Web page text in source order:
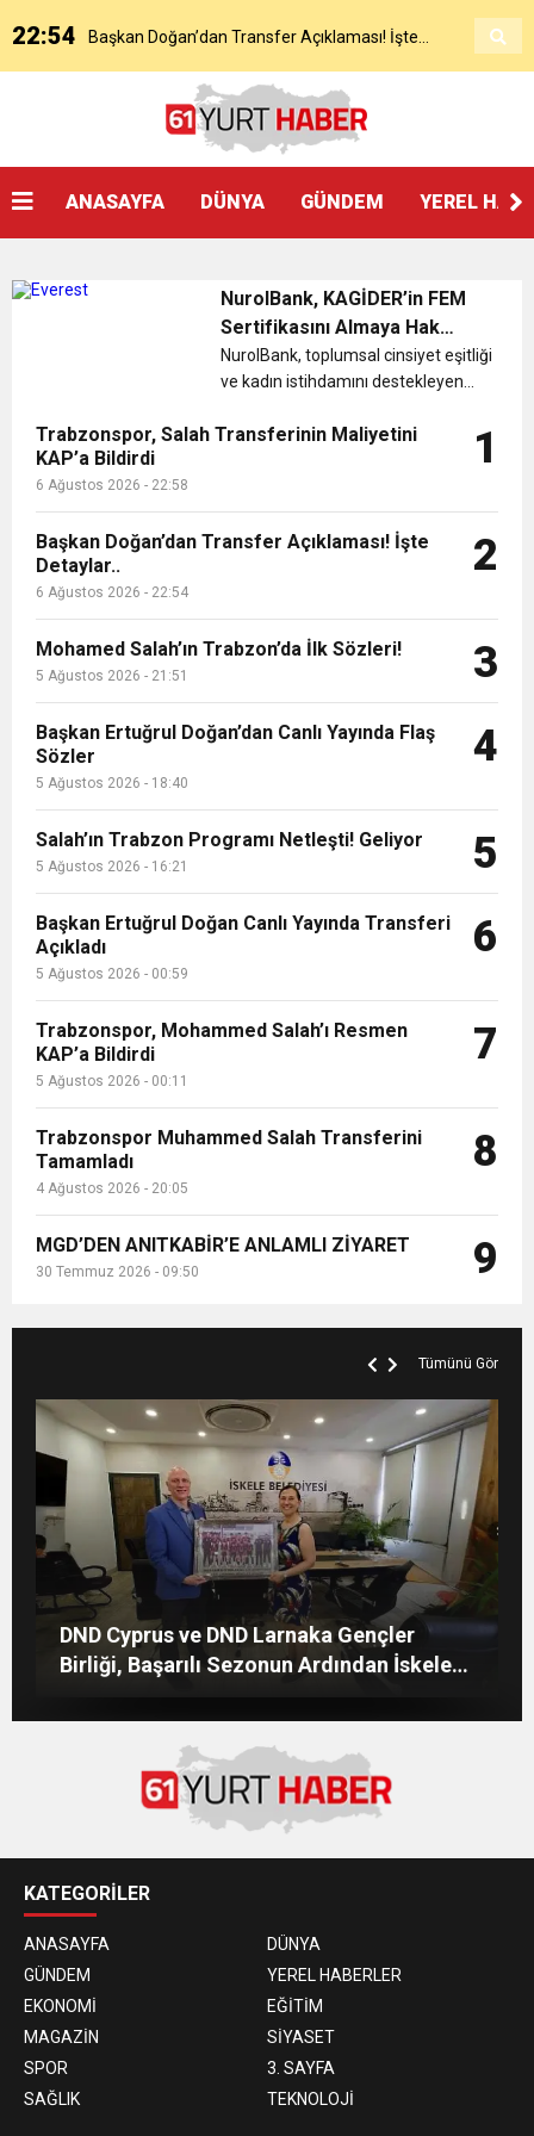
KAP’a Bildirdi
22:54 Başkan Doğan’dan Transfer Açıklaması! İşte
Mohamed Salah’ın Trabzon’da İlk Sözleri!
Başkan Ertuğrul Doğan Canlı Yayında Transferi
Trabzonspor, Mohammed Salah’ı Resmen KAP’a
Bildirdi
20:05 Trabzonspor Muhammed Salah Transferini
Tamamladı
9:50 MGD’DEN ANITKABİR’E ANLAMLI ZİYARET
18:59
22:58 Trabzonspor, Salah Transferinin Maliyetini
KAP’a Bildirdi
ANASAYFA DÜNYA GÜNDEM YEREL
NurolBank, KAGİDER’in FEM
Sertifikasını Almaya Hak
Kazandı
NurolBank, toplumsal cinsiyet eşitliği
ve kadın istihdamını destekleyen
Türkiye Kadın Girişimciler Derneği
Trabzonspor, Salah Transferinin Maliyetini
KAP’a Bildirdi
6 Ağustos 2026 - 22:58
1
Başkan Doğan’dan Transfer Açıklaması! İşte
Detaylar..
6 Ağustos 2026 - 22:54
2
Mohamed Salah’ın Trabzon’da İlk Sözleri!
5 Ağustos 2026 - 21:51 3
Başkan Ertuğrul Doğan’dan Canlı Yayında Flaş
Sözler
5 Ağustos 2026 - 18:40
4
Salah’ın Trabzon Programı Netleşti! Geliyor
5 Ağustos 2026 - 16:21 5
Başkan Ertuğrul Doğan Canlı Yayında Transferi
Açıkladı
5 Ağustos 2026 - 00:59
6
Trabzonspor, Mohammed Salah’ı Resmen
KAP’a Bildirdi
5 Ağustos 2026 - 00:11
7
Trabzonspor Muhammed Salah Transferini
Tamamladı
4 Ağustos 2026 - 20:05
8
MGD’DEN ANITKABİR’E ANLAMLI ZİYARET
30 Temmuz 2026 - 09:50 9
Tümünü Gör
Erol Bulut Ailesiyle Başka Resort’ta
Unutulmaz Bir Tatil Yaşadı
DND Cyprus ve DND Larnaka Gençler
Birliği, Başarılı Sezonun Ardından İskele
İZMİRLİ GÜZEL MANKENİN KULİSLERİ
HAREKETLENDİ: YENİ PROJELER YOLDA!
KEREM ALIŞIK’TAN ÇOLPAN İLHAN’A
DUYGU YÜKLÜ ŞİİR: “Bir Attila İlhan
şiirinden çıkmıştı sanki”
KATEGORİLER
ANASAYFA
DÜNYA
GÜNDEM
YEREL HABERLER
EKONOMİ
EĞİTİM
MAGAZİN
SİYASET
SPOR
3. SAYFA
SAĞLIK
TEKNOLOJİ